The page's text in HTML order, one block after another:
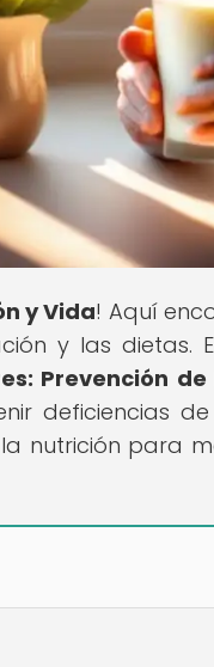
y Vida! Aquí
y las dietas.
Prevención
deficiencias
nutrición para